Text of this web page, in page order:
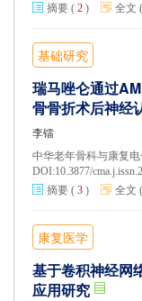
摘要 ( 2 ) 全文 (
基础研究
瑞马唑仑通过
骨骨折术后神经
李镭
中华老年骨科与康复电
DOI:10.3877/
摘要 ( 3 ) 全文 (
康复医学
基于卷积神经网
应用研究